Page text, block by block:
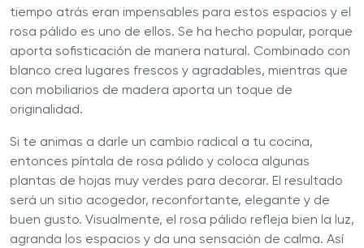
tiempo atrás eran impensables para estos espacios y el
rosa pálido es uno de ellos. Se ha hecho popular, porque
aporta sofisticación de manera natural. Combinado con
blanco crea lugares frescos y agradables, mientras que
con mobiliarios de madera aporta un toque de
originalidad.
Si te animas a darle un cambio radical a tu cocina,
entonces píntala de rosa pálido y coloca algunas
plantas de hojas muy verdes para decorar. El resultado
será un sitio acogedor, reconfortante, elegante y de
buen gusto. Visualmente, el rosa pálido refleja bien la luz,
agranda los espacios y da una sensación de calma. Así